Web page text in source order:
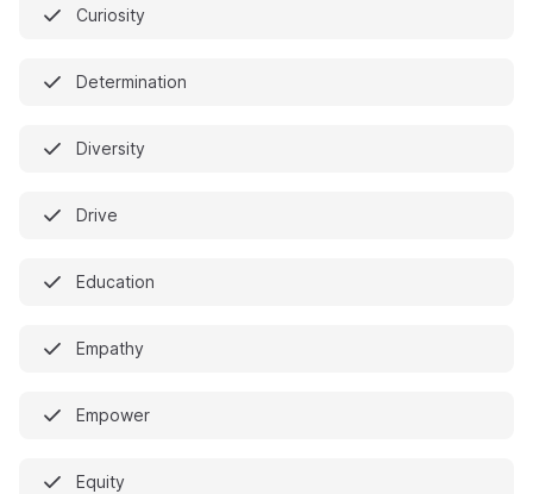
Curiosity
Determination
Diversity
Drive
Education
Empathy
Empower
Equity